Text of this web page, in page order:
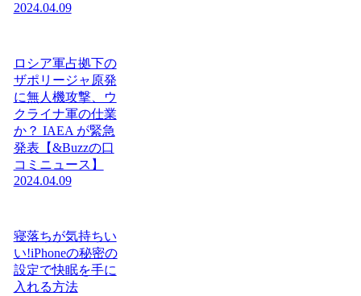
2024.04.09
ロシア軍占拠下の
ザポリージャ原発
に無人機攻撃、ウ
クライナ軍の仕業
か？ IAEA が緊急
発表【&Buzzの口
コミニュース】
2024.04.09
寝落ちが気持ちい
い!iPhoneの秘密の
設定で快眠を手に
入れる方法